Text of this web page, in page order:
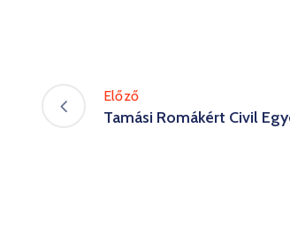
Előző
Tamási Romákért Civil